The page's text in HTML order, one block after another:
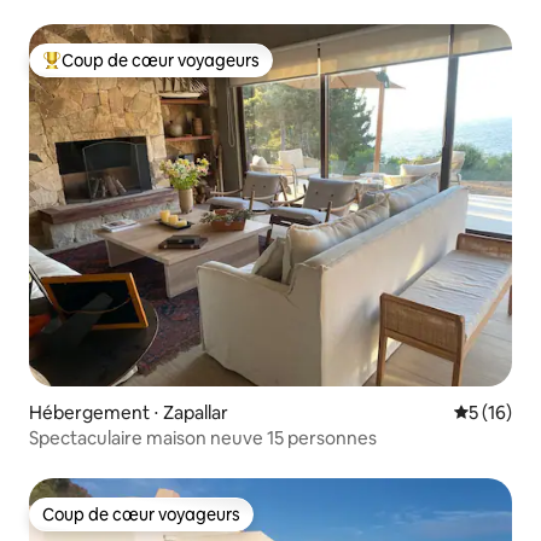
Coups de cœur voyageurs les plus appréciés
Coup de cœur voyageurs
Hébergement ⋅ Zapallar
5 (16)
Spectaculaire maison neuve 15 personnes
Coup de cœur voyageurs
Coup de cœur voyageurs